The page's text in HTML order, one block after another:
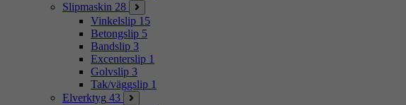
Slipmaskin 28
Vinkelslip 15
Betongslip 5
Bandslip 3
Excenterslip 1
Golvslip 3
Tak/väggslip 1
Elverktyg 43